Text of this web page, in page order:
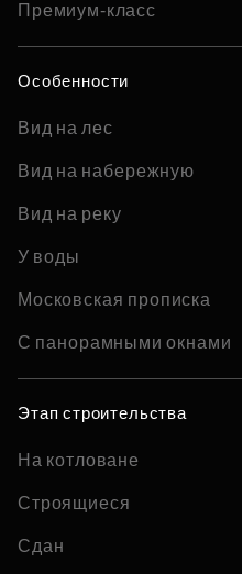
Премиум-класс
Особенности
Вид на лес
Вид на набережную
Вид на реку
У воды
Московская прописка
С панорамными окнами
Этап строительства
На котловане
Строящиеся
Сдан